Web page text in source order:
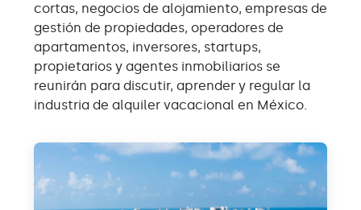
cortas, negocios de alojamiento, empresas de
gestión de propiedades, operadores de
apartamentos, inversores, startups,
propietarios y agentes inmobiliarios se
reunirán para discutir, aprender y regular la
industria de alquiler vacacional en México.